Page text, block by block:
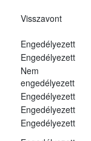
Visszavont
Engedélyezett
Engedélyezett
Nem
engedélyezett
Engedélyezett
Engedélyezett
Engedélyezett